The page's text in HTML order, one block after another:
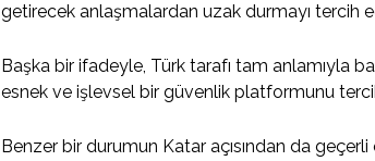
getirecek anlaşmalardan uzak durmayı tercih
Başka bir ifadeyle, Türk tarafı tam anlamıyla
esnek ve işlevsel bir güvenlik platformunu
Benzer bir durumun Katar açısından da